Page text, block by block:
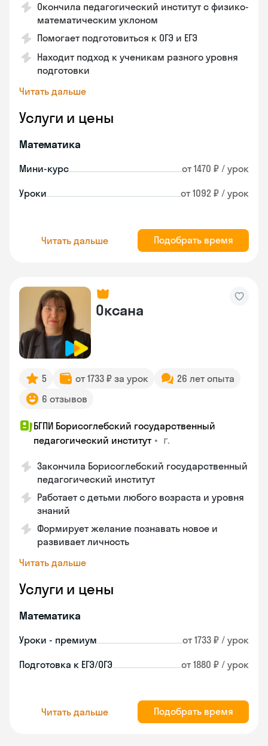
Окончила педагогический институт с физико-
математическим уклоном
Помогает подготовиться к ОГЭ и ЕГЭ
Находит подход к ученикам разного уровня
подготовки
Читать дальше
Услуги и цены
Математика
Мини-курс от 1470 ₽ / урок
Уроки от 1092 ₽ / урок
Читать дальше Подобрать время
Оксана
5 от 1733 ₽ за урок
26 лет опыта
6 отзывов
БГПИ Борисоглебский государственный
педагогический институт • г.
Закончила Борисоглебский государственный
педагогический институт
Работает с детьми любого возраста и уровня
знаний
Формирует желание познавать новое и
развивает личность
Читать дальше
Услуги и цены
Математика
Уроки - премиум от 1733 ₽ / урок
Подготовка к ЕГЭ/ОГЭ от 1880 ₽ / урок
Читать дальше Подобрать время